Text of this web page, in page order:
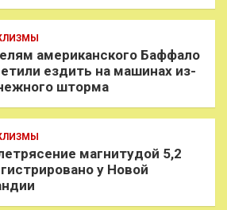
американского Баффало
ездить на машинах из-
шторма
магнитудой 5,2
у Новой